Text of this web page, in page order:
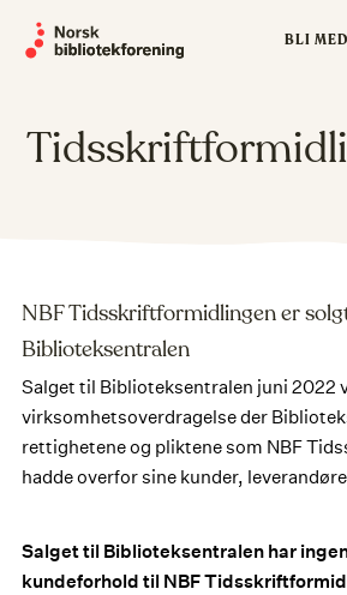
BLI
NBF Tidsskriftformidlingen er
Biblioteksentralen
Salget til Biblioteksentralen juni 2022
virksomhetsoverdragelse der
rettighetene og pliktene som NBF
hadde overfor sine kunder,
Salget til Biblioteksentralen har
kundeforhold til NBF